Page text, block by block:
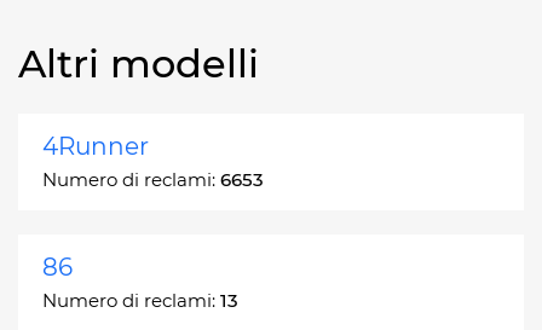
Altri modelli
4Runner
Numero di reclami: 6653
86
Numero di reclami: 13